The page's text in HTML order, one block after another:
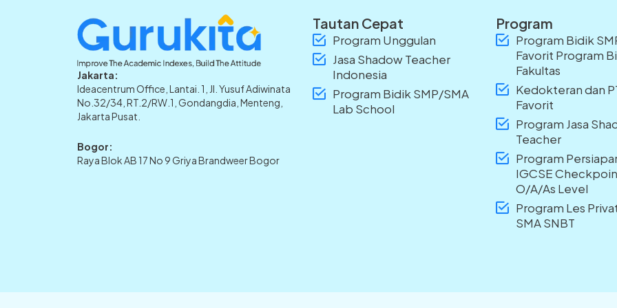
Jakarta:
Ideacentrum Office, Lantai. 1, Jl. Yusuf Adiwinata
No.32/34, RT.2/RW.1, Gondangdia, Menteng,
Jakarta Pusat.
Bogor:
Raya Blok AB 17 No 9 Griya Brandweer Bogor
Tautan Cepat
Program Unggulan
Jasa Shadow Teacher
Indonesia
Program Bidik SMP/SMA
Lab School
Program
Program Bidik
Favorit Program
Fakultas
Kedokteran dan
Favorit
Program Jasa
Teacher
Program
IGCSE
O/A/As Level
Program Les
SMA SNBT